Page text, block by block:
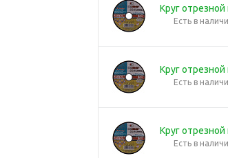
Круг
Есть в
Круг
Есть в
Круг
Есть в